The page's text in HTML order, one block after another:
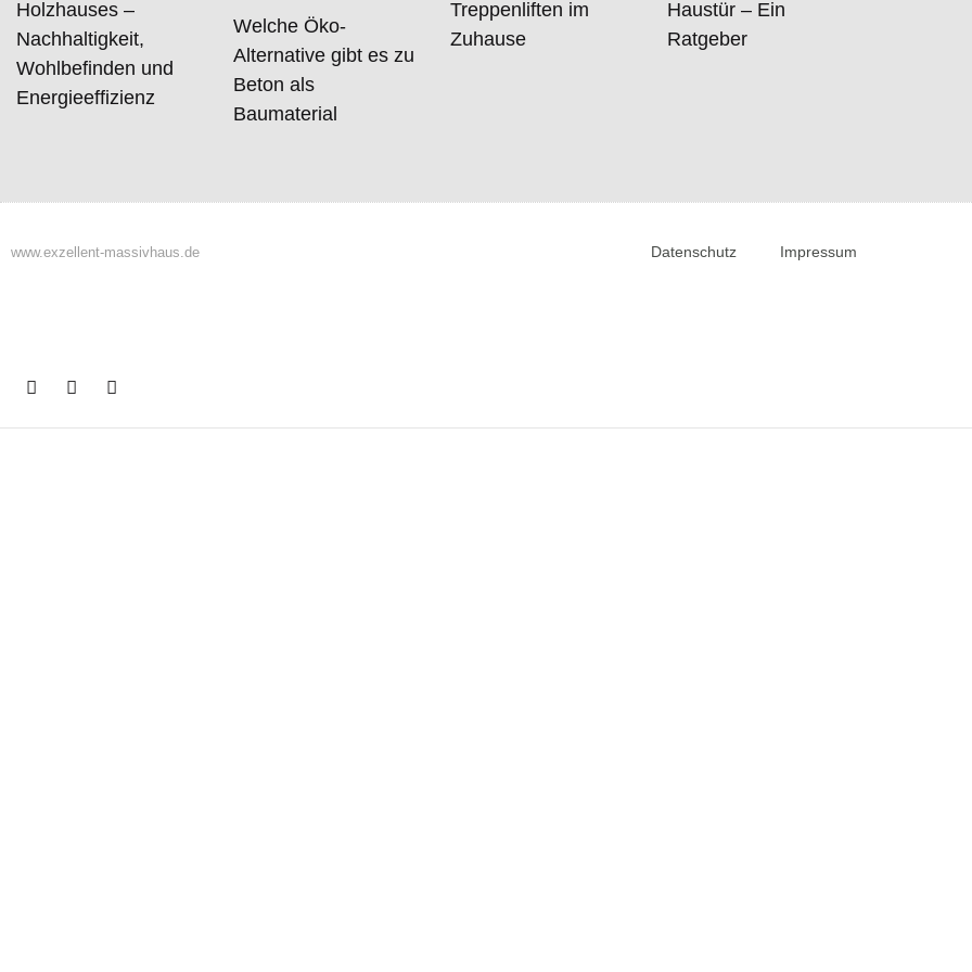
Holzhauses –
Nachhaltigkeit,
Wohlbefinden und
Energieeffizienz
Welche Öko-
Alternative gibt es zu
Beton als
Baumaterial
Treppenliften im
Zuhause
Haustür – Ein
Ratgeber
www.exzellent-massivhaus.de Datenschutz Impressum